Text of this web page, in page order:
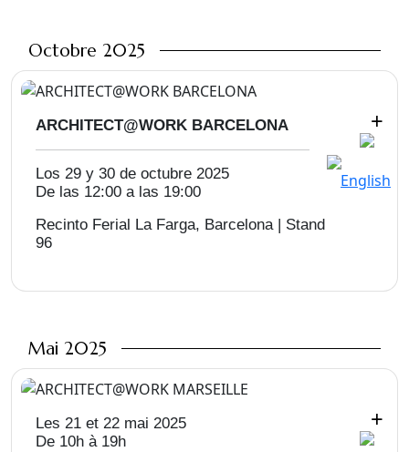
Octobre 2025
ARCHITECT@WORK BARCELONA
Los 29 y 30 de octubre 2025
De las 12:00 a las 19:00
Recinto Ferial La Farga, Barcelona | Stand
96
+
Mai 2025
Les 21 et 22 mai 2025
De 10h à 19h
+